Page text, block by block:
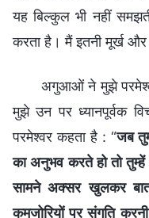
यह बिल्कुल भी नहीं
करता है। मैं इतनी मूर्ख और
अगुआओं ने मुझे
मुझे उन पर ध्यानपूर्वक
परमेश्वर कहता है : “जब
का अनुभव करते हो तो तुम्हें
सामने अक्सर खुलकर
कमजोरियों पर संगति